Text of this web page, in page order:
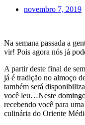
novembro 7, 2019
Na semana passada a
vir! Pois agora nós já
A partir deste final de
já é tradição no almoço
também será
você leu…Neste
recebendo você para
culinária do Oriente